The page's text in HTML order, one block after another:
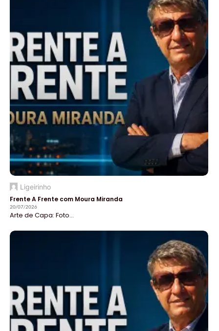
Ligeirinho
Frente A Frente com Moura Miranda
20/07/2026
Arte de Capa: Foto...